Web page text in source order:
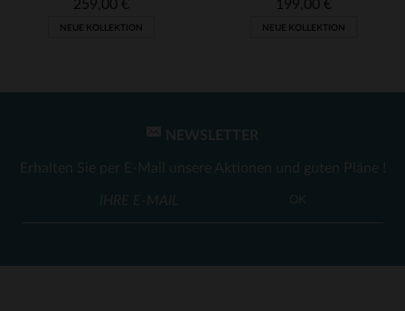
259,00 €
NEUE KOLLEKTION
199,00 €
NEUE KOLLEKTION
NEWSLETTER
Erhalten Sie per E-Mail unsere Aktionen und guten Pläne !
OK